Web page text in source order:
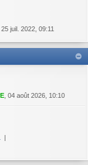
, 25 juil. 2022, 09:11
, 04 août 2026, 10:10